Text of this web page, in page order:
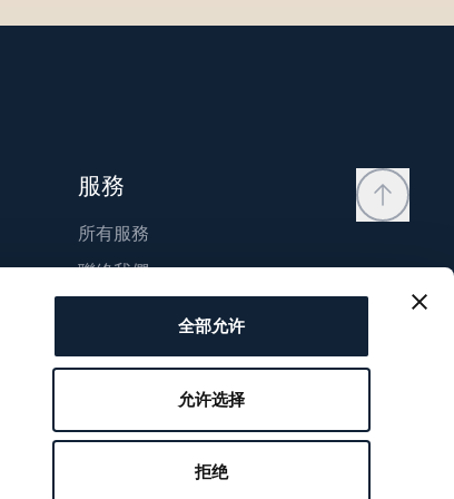
全部允许
允许选择
拒绝
服務
所有服務
聯絡我們